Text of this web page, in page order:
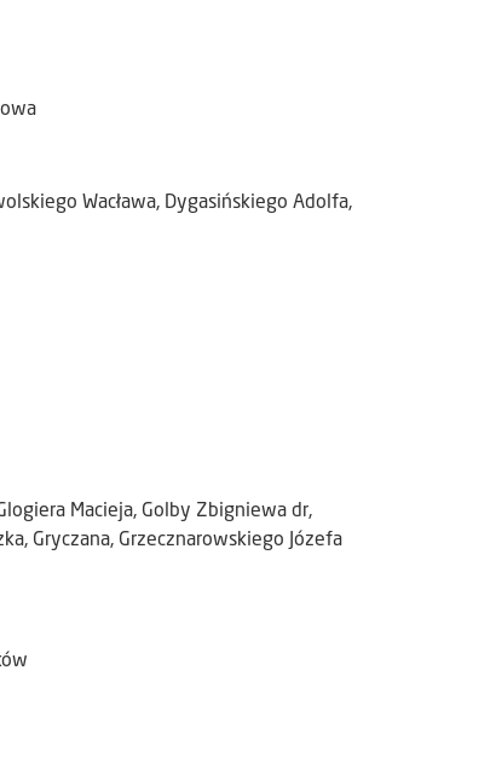
Wacława, Dygasińskiego Adolfa,
Macieja, Golby Zbigniewa dr,
Gryczana, Grzecznarowskiego Józefa